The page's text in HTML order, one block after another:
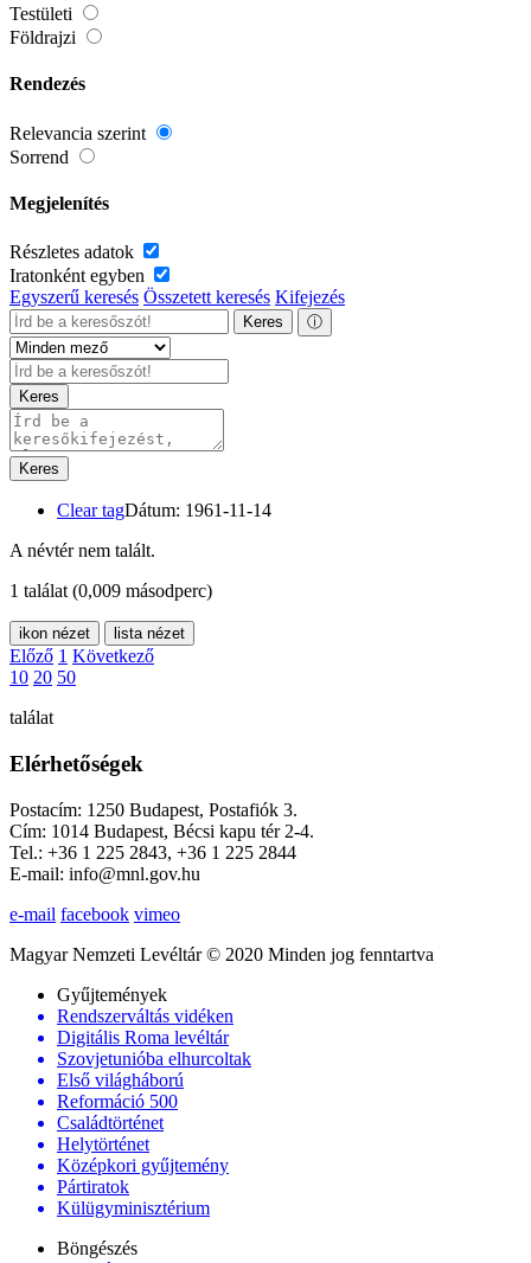
Testületi
Földrajzi
Rendezés
Relevancia szerint
Sorrend
Megjelenítés
Részletes adatok
Iratonként egyben
Egyszerű keresés Összetett keresés Kifejezés
Keres ⓘ
Keres
Keres
Clear tagDátum: 1961-11-14
A névtér nem talált.
1 találat (0,009 másodperc)
ikon nézet lista nézet
Előző 1 Következő
10 20 50
találat
Elérhetőségek
Postacím: 1250 Budapest, Postafiók 3.
Cím: 1014 Budapest, Bécsi kapu tér 2-4.
Tel.: +36 1 225 2843, +36 1 225 2844
E-mail: info@mnl.gov.hu
e-mail facebook vimeo
Magyar Nemzeti Levéltár © 2020 Minden jog fenntartva
Gyűjtemények
Rendszerváltás vidéken
Digitális Roma levéltár
Szovjetunióba elhurcoltak
Első világháború
Reformáció 500
Családtörténet
Helytörténet
Középkori gyűjtemény
Pártiratok
Külügyminisztérium
Böngészés